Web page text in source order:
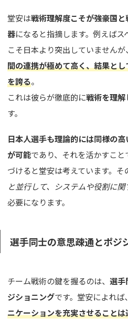
堂安は戦術理解度こそが強豪国
器になると指摘します。例えば
こそ日本より突出していませんが、
間の連携が極めて高く、結果と
を誇る。
これは彼らが徹底的に戦術を理
す。
日本人選手も理論的には同様の
が可能であり、それを活かすこ
づけると堂安は考えています。そ
と並行して、システムや役割に
必要になります。
選手同士の意思疎通とポジ
チーム戦術の鍵を握るのは、 選手
ジショニングです。堂安によれば、
ニケーションを充実させること